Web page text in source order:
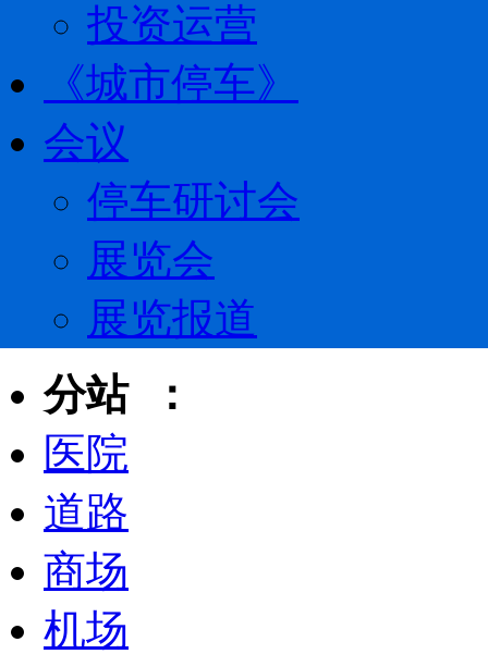
投资运营
《城市停车》
会议
停车研讨会
展览会
展览报道
分站 ：
医院
道路
商场
机场